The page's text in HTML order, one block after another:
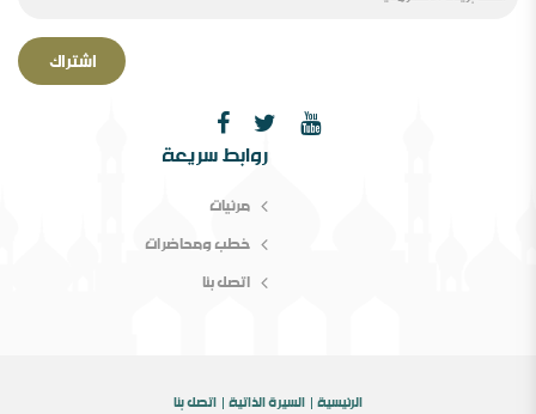
الصحوة بین الانحراف عنھا والانحراف بھا￼ ورقة مقدمة
لمؤتمر الصحوة،دراسة في المفھوم والإشكالات المقام
اشتراك
روابط سريعة
مرئيات
خطب ومحاضرات
اتصل بنا
الرئيسية السيرة الذاتية اتصل بنا